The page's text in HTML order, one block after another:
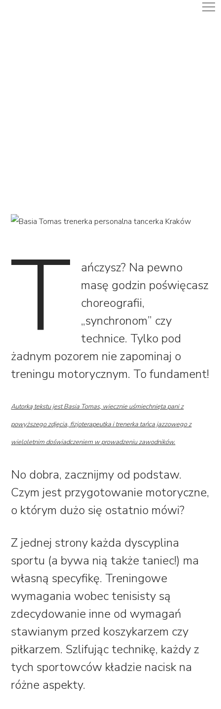
T
ańczysz? Na pewno
masę godzin poświęcasz
choreografii,
„synchronom” czy
technice. Tylko pod
żadnym pozorem nie zapominaj o
treningu motorycznym. To fundament!
Autorką tekstu jest Basia Tomas, wiecznie uśmiechnięta pani z
powyższego zdjęcia, fizjoterapeutka i trenerka tańca jazzowego z
wieloletnim doświadczeniem w prowadzeniu zawodników.
No dobra, zacznijmy od podstaw.
Czym jest przygotowanie motoryczne,
o którym dużo się ostatnio mówi?
Z jednej strony każda dyscyplina
sportu (a bywa nią także taniec!) ma
własną specyfikę. Treningowe
wymagania wobec tenisisty są
zdecydowanie inne od wymagań
stawianym przed koszykarzem czy
piłkarzem. Szlifując technikę, każdy z
tych sportowców kładzie nacisk na
różne aspekty.